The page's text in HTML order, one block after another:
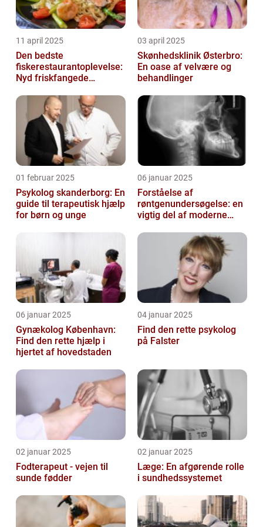
11 april 2025
Den bedste
fiskerestaurantoplevelse:
Nyd friskfangede
03 april 2025
Skønhedsklinik Østerbro:
En oase af velvære og
behandlinger
01 februar 2025
Psykolog skanderborg: En
guide til terapeutisk hjælp
for børn og unge
06 januar 2025
Forståelse af
røntgenundersøgelse: en
vigtig del af moderne
06 januar 2025
Gynækolog København:
Find den rette hjælp i
hjertet af hovedstaden
04 januar 2025
Find den rette psykolog
på Falster
02 januar 2025
Fodterapeut - vejen til
sunde fødder
02 januar 2025
Læge: En afgørende rolle
i sundhedssystemet